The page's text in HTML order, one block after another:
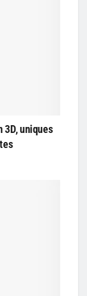
3D, uniques